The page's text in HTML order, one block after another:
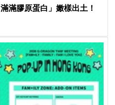
滿膠原蛋白」嫩樣出土！